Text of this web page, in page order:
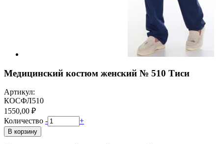
Медицинский костюм женский № 510 Тиси
Артикул:
КОСФЛ510
1550,00 ₽
Количество - +
В корзину